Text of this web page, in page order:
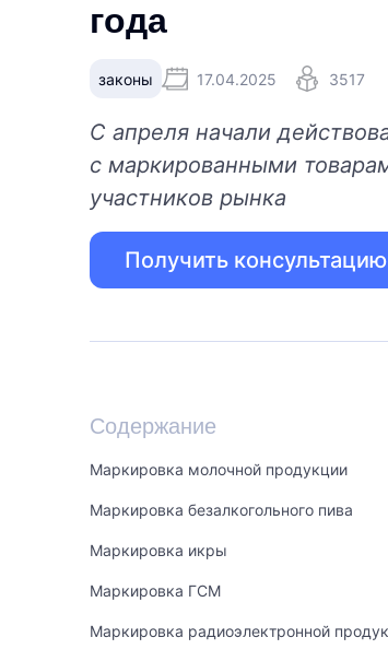
года
законы 17.04.2025 3517
С апреля начали
с маркированными
участников рынка
Получить консультацию
Содержание
Маркировка молочной продукции
Маркировка безалкогольного пива
Маркировка икры
Маркировка ГСМ
Маркировка радиоэлектронной